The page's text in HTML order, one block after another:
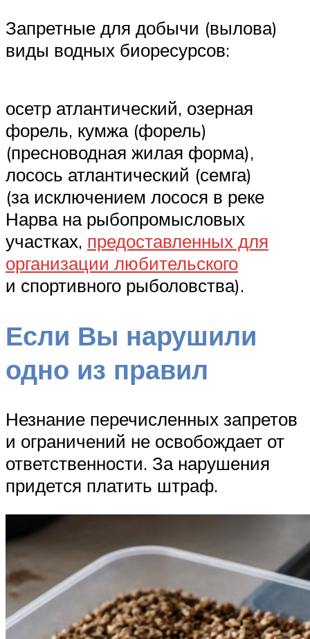
Запретные для добычи (вылова)
виды водных биоресурсов:
осетр атлантический, озерная
форель, кумжа (форель)
(пресноводная жилая форма),
лосось атлантический (семга)
(за исключением лосося в реке
Нарва на рыбопромысловых
участках, предоставленных для
организации любительского
и спортивного рыболовства).
Если Вы нарушили
одно из правил
Незнание перечисленных запретов
и ограничений не освобождает от
ответственности. За нарушения
придется платить штраф.